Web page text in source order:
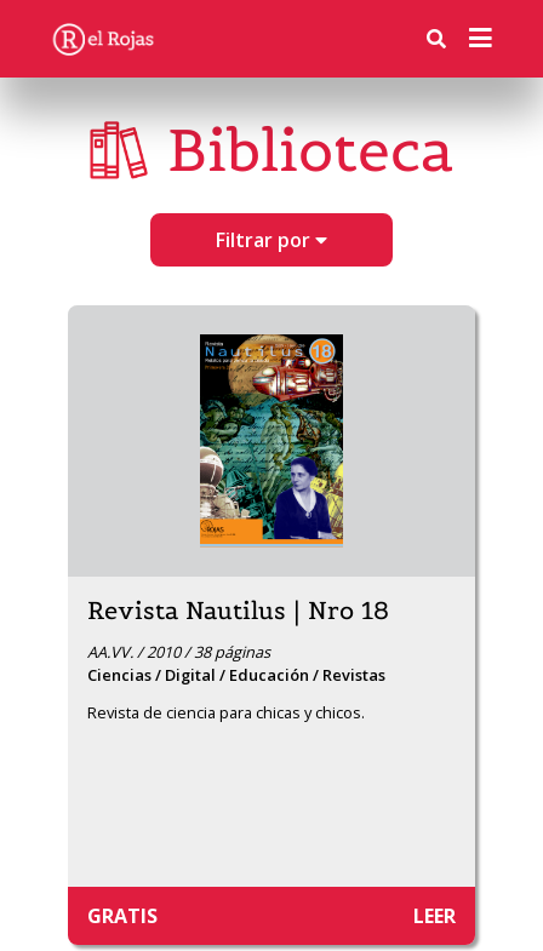
Biblioteca
Filtrar por
Revista Nautilus | Nro 18
AA.VV. / 2010 / 38 páginas
Ciencias / Digital / Educación / Revistas
Revista de ciencia para chicas y chicos.
GRATIS LEER